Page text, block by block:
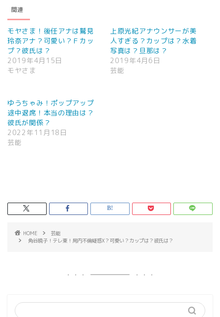
関連
モヤさま！後任アナは鷲見
玲奈アナ？可愛い？Ｆカッ
プ？彼氏は？
2019年4月15日
モヤさま
上原光紀アナウンサーが美
人すぎる？カップは？水着
写真は？旦那は？
2019年4月6日
芸能
ゆうちゃみ！ポップアップ
途中退席！本当の理由は？
彼氏が関係？
2022年11月18日
芸能
HOME
芸能
角谷暁子！テレ東！局内不倫疑惑X？可愛い？カップは？彼氏は？